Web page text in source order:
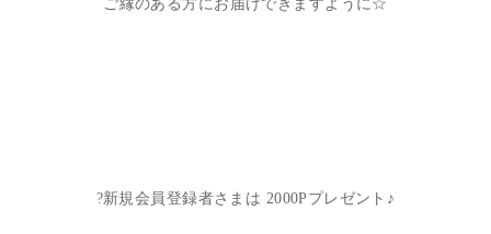
ご縁のある方にお届けできますように☆
?新規会員登録者さまは 2000Pプレゼント♪